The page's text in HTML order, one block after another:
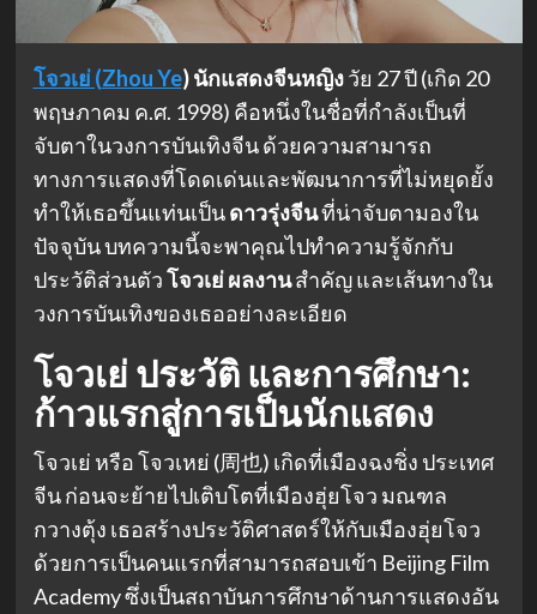
โจวเย่ (Zhou Ye) นักแสดงจีนหญิงวัย 27 ปี (เกิด 20
พฤษภาคม ค.ศ. 1998) คือหนึ่งในชื่อที่กำลังเป็นที่
จับตาในวงการบันเทิงจีน ด้วยความสามารถ
ทางการแสดงที่โดดเด่นและพัฒนาการที่ไม่หยุดยั้ง
ทำให้เธอขึ้นแท่นเป็นดาวรุ่งจีนที่น่าจับตามองใน
ปัจจุบัน บทความนี้จะพาคุณไปทำความรู้จักกับ
ประวัติส่วนตัวโจวเย่ ผลงานสำคัญ และเส้นทางใน
วงการบันเทิงของเธออย่างละเอียด
โจวเย่ ประวัติและการศึกษา:
ก้าวแรกสู่การเป็นนักแสดง
โจวเย่ หรือ โจวเหย่ (周也) เกิดที่เมืองฉงชิ่ง ประเทศ
จีน ก่อนจะย้ายไปเติบโตที่เมืองฮุ่ยโจว มณฑล
กวางตุ้ง เธอสร้างประวัติศาสตร์ให้กับเมืองฮุ่ยโจว
ด้วยการเป็นคนแรกที่สามารถสอบเข้า Beijing Film
Academy ซึ่งเป็นสถาบันการศึกษาด้านการแสดงอัน